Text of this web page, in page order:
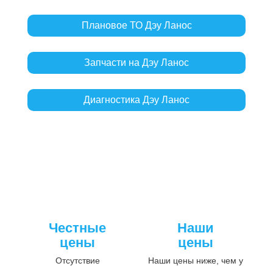
Плановое ТО Дэу Ланос
Запчасти на Дэу Ланос
Диагностика Дэу Ланос
Честные
цены
Отсутствие
Наши
цены
Наши цены ниже, чем у